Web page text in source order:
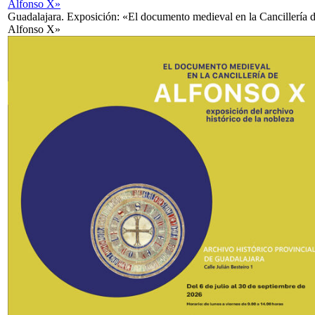
Alfonso X»
Guadalajara. Exposición: «El documento medieval en la Cancillería
Alfonso X»